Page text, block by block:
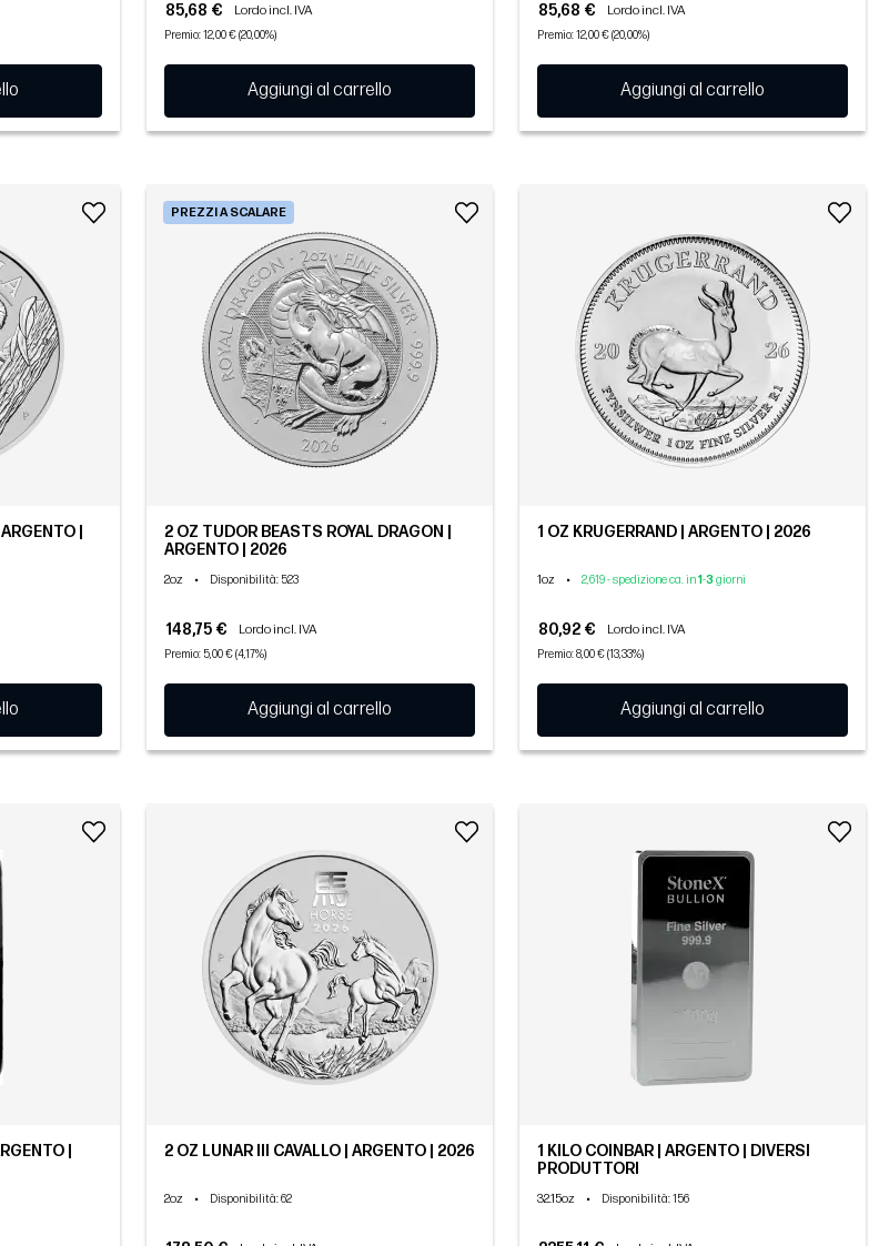
85,68 € Lordo incl. IVA
Premio: 12,00 € (20,00%)
Aggiungi al carrello
85,68 € Lordo incl. IVA
Premio: 12,00 € (20,00%)
Aggiungi al carrello
|
PREZZI A SCALARE
2 OZ TUDOR BEASTS ROYAL DRAGON |
ARGENTO | 2026
2oz • Disponibilità: 523
148,75 € Lordo incl. IVA
Premio: 5,00 € (4,17%)
Aggiungi al carrello
1 OZ KRUGERRAND | ARGENTO | 2026
1oz • 2,619 - spedizione ca. in1-3 giorni
80,92 € Lordo incl. IVA
Premio: 8,00 € (13,33%)
Aggiungi al carrello
|
2 OZ LUNAR III CAVALLO | ARGENTO | 2026
2oz • Disponibilità: 62
1 KILO COINBAR | ARGENTO | DIVERSI
PRODUTTORI
32.15oz • Disponibilità: 156